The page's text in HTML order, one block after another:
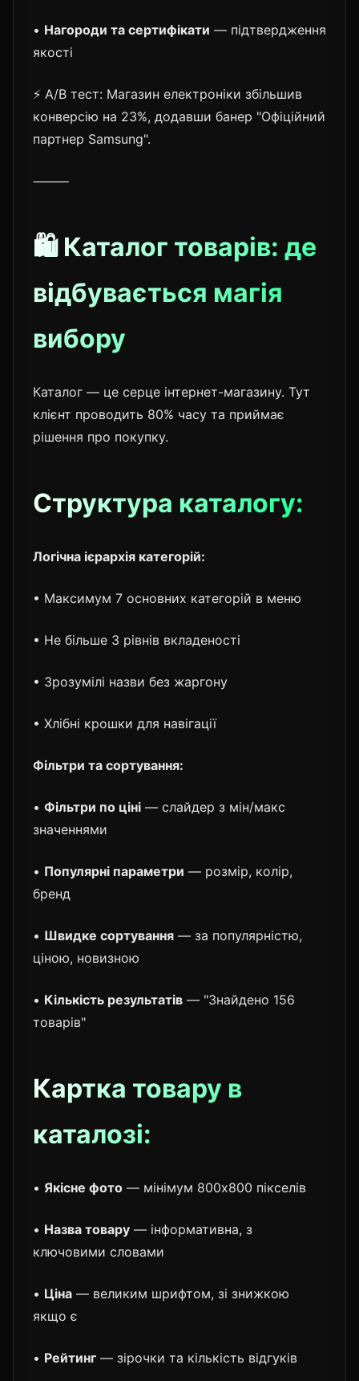
• Нагороди та сертифікати — підтвердження
якості
⚡ A/B тест: Магазин електроніки збільшив
конверсію на 23%, додавши банер "Офіційний
партнер Samsung".
⸻
🛍️ Каталог товарів: де
відбувається магія
вибору
Каталог — це серце інтернет-магазину. Тут
клієнт проводить 80% часу та приймає
рішення про покупку.
Структура каталогу:
Логічна ієрархія категорій:
• Максимум 7 основних категорій в меню
• Не більше 3 рівнів вкладеності
• Зрозумілі назви без жаргону
• Хлібні крошки для навігації
Фільтри та сортування:
• Фільтри по ціні — слайдер з мін/макс
значеннями
• Популярні параметри — розмір, колір,
бренд
• Швидке сортування — за популярністю,
ціною, новизною
• Кількість результатів — "Знайдено 156
товарів"
Картка товару в
каталозі:
• Якісне фото — мінімум 800x800 пікселів
• Назва товару — інформативна, з
ключовими словами
• Ціна — великим шрифтом, зі знижкою
якщо є
• Рейтинг — зірочки та кількість відгуків